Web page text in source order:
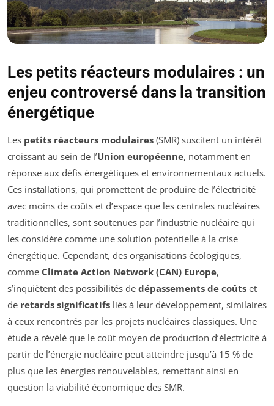
Les petits réacteurs modulaires : un
enjeu controversé dans la transition
énergétique
Les petits réacteurs modulaires (SMR) suscitent un intérêt
croissant au sein de l’Union européenne, notamment en
réponse aux défis énergétiques et environnementaux actuels.
Ces installations, qui promettent de produire de l’électricité
avec moins de coûts et d’espace que les centrales nucléaires
traditionnelles, sont soutenues par l’industrie nucléaire qui
les considère comme une solution potentielle à la crise
énergétique. Cependant, des organisations écologiques,
comme Climate Action Network (CAN) Europe,
s’inquiètent des possibilités de dépassements de coûts et
de retards significatifs liés à leur développement, similaires
à ceux rencontrés par les projets nucléaires classiques. Une
étude a révélé que le coût moyen de production d’électricité à
partir de l’énergie nucléaire peut atteindre jusqu’à 15 % de
plus que les énergies renouvelables, remettant ainsi en
question la viabilité économique des SMR.